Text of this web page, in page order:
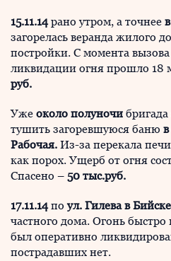
15.11.14рано утром, а точнее
загорелась веранда жилого
постройки. С момента
ликвидации огня прошло 18
руб.
Уже около полуночи бригада
тушить загоревшуюся баню
Рабочая. Из-за перекала
как порох. Ущерб от огня
Спасено – 50 тыс.руб.
17.11.14поул. Гилева в Бийске
частного дома. Огонь
был оперативно
пострадавших нет.